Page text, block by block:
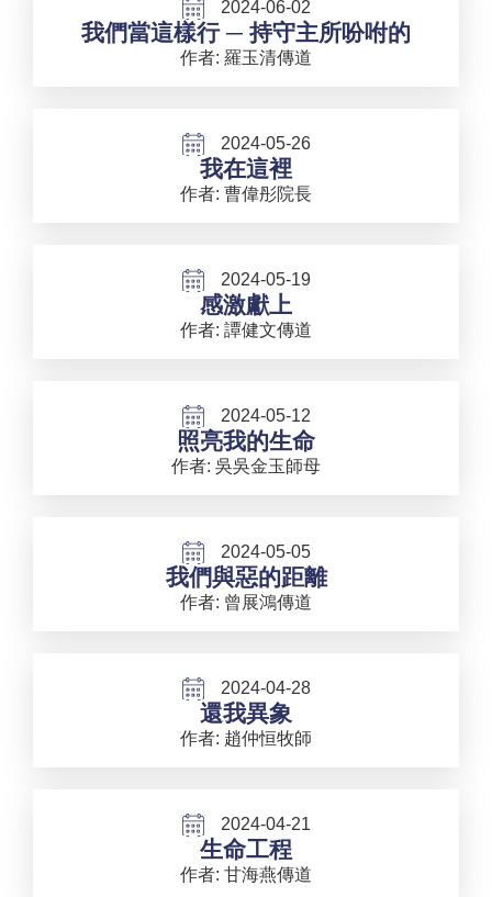
2024-06-02
我們當這樣行 ─ 持守主所吩咐的
作者: 羅玉清傳道
2024-05-26
我在這裡
作者: 曹偉彤院長
2024-05-19
感激獻上
作者: 譚健文傳道
2024-05-12
照亮我的生命
作者: 吳吳金玉師母
2024-05-05
我們與惡的距離
作者: 曾展鴻傳道
2024-04-28
還我異象
作者: 趙仲恒牧師
2024-04-21
生命工程
作者: 甘海燕傳道